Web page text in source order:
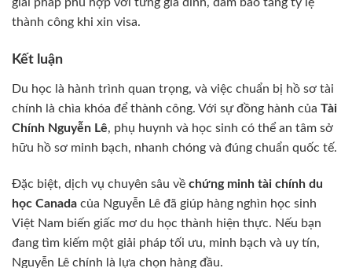
thành công khi xin visa.
Kết luận
Du học là hành trình quan trọng, và việc chuẩn bị hồ sơ tài
chính là chìa khóa để thành công. Với sự đồng hành của Tài
Chính Nguyễn Lê, phụ huynh và học sinh có thể an tâm sở
hữu hồ sơ minh bạch, nhanh chóng và đúng chuẩn quốc tế.
Đặc biệt, dịch vụ chuyên sâu về chứng minh tài chính du
học Canada của Nguyễn Lê đã giúp hàng nghìn học sinh
Việt Nam biến giấc mơ du học thành hiện thực. Nếu bạn
đang tìm kiếm một giải pháp tối ưu, minh bạch và uy tín,
Nguyễn Lê chính là lựa chọn hàng đầu.